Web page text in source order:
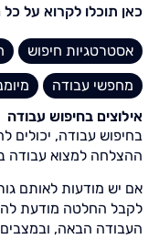
כאן תוכלו לקרוא על
אסטרטגיות חיפוש
מחפשי עבודה
אילוצים בחיפוש עבודה
בחיפוש עבודה, יכולים
ההצלחה למצוא עבודה
אם יש מודעות לאותם
לקבל החלטה מודעת
העבודה הבאה,